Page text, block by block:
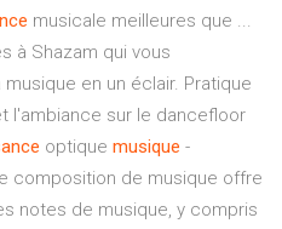
musicale meilleures que ...
à Shazam qui vous
en un éclair. Pratique
l'ambiance sur le dancefloor
optique musique -
composition de musique offre
notes de musique, y compris